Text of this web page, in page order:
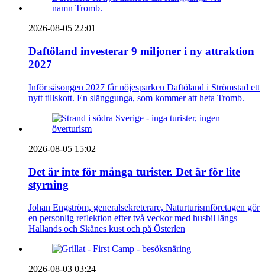
2026-08-05 22:01
Daftöland investerar 9 miljoner i ny attraktion
2027
Inför säsongen 2027 får nöjesparken Daftöland i Strömstad ett
nytt tillskott. En slänggunga, som kommer att heta Tromb.
2026-08-05 15:02
Det är inte för många turister. Det är för lite
styrning
Johan Engström, generalsekreterare, Naturturismföretagen gör
en personlig reflektion efter två veckor med husbil längs
Hallands och Skånes kust och på Österlen
2026-08-03 03:24